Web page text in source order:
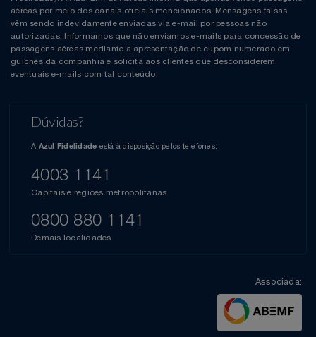
aéreas por meio dos canais oficiais mencionados. Mensagens falsas
vêm sendo indevidamente enviadas via e-mail por pessoas não
autorizadas. Informamos que não enviamos e-mails para concessão de
passagens aéreas mediante a apresentação de cupom numerado em
guichês da companhia e solicita aos clientes que desconsiderem
eventuais e-mails com tal conteúdo.
Dúvidas?
A Azul Fidelidade está à disposição pelos telefones:
4003 1141
Capitais e regiões metropolitanas
0800 880 1141
Demais localidades
Associada: